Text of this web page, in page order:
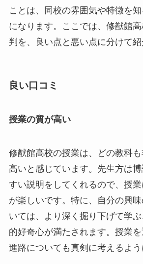
ことは、同校の雰囲気や特徴を
になります。ここでは、修猷館
判を、良い点と悪い点に分けて紹
良い口コミ
授業の質が高い
修猷館高校の授業は、どの教科
高いと感じています。先生方は
すい説明をしてくれるので、授
が楽しいです。特に、自分の興
いては、より深く掘り下げて学
的好奇心が満たされます。授業
進路についても真剣に考えるよう